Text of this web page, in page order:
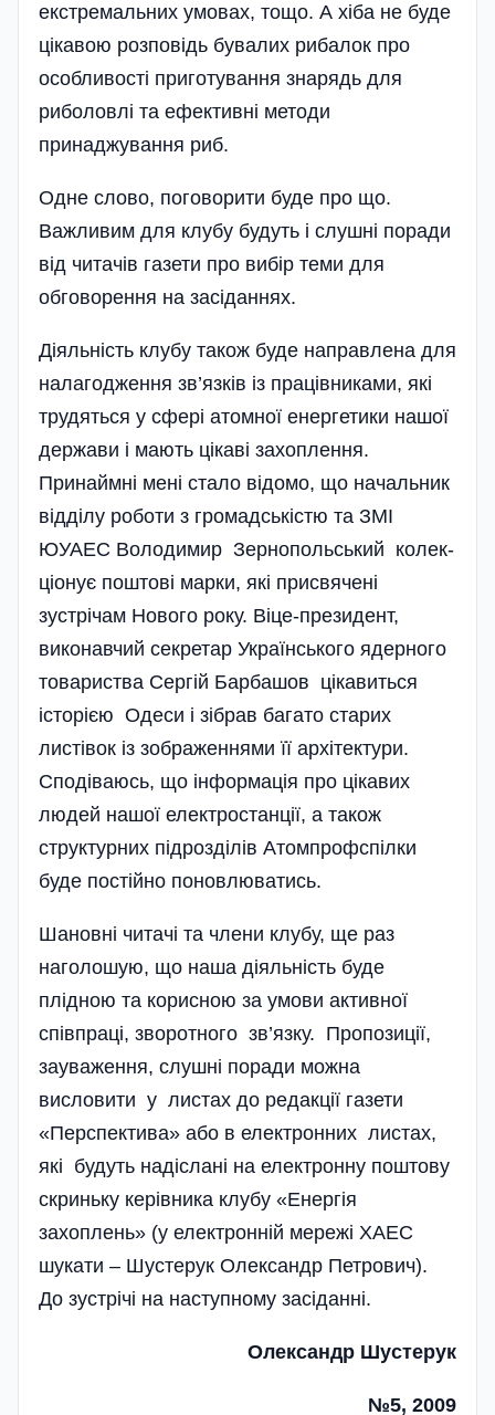
екстремальних умовах, тощо. А хіба не буде
цікавою розповідь бувалих рибалок про
особливості приготування знарядь для
риболовлі та ефективні методи
принаджування риб.
Одне слово, поговорити буде про що.
Важливим для клубу будуть і слушні поради
від читачів газети про вибір теми для
обговорення на засіданнях.
Діяльність клубу також буде направлена для
налагодження зв’язків із працівниками, які
трудяться у сфері атомної енергетики нашої
держави і мають цікаві захоплення.
Принаймні мені стало відомо, що начальник
відділу роботи з громадськістю та ЗМІ
ЮУАЕС Володимир Зернопольський колек­
ціонує поштові марки, які присвячені
зустрічам Нового року. Віце-президент,
виконавчий секретар Україн­ського ядерного
товариства Сергій Барбашов цікавиться
історією Одеси і зібрав багато старих
листівок із зображеннями її архітектури.
Сподіваюсь, що інформація про цікавих
людей нашої електростанції, а також
структурних підрозділів Атомпрофспілки
буде постійно поновлюватись.
Шановні читачі та члени клубу, ще раз
наголошую, що наша діяльність буде
плідною та корисною за умови активної
співпраці, зворотного зв’язку. Пропозиції,
зауваження, слушні поради можна
висловити у листах до редакції газети
«Перспектива» або в електронних листах,
які будуть на­діслані на електронну поштову
скриньку керівника клубу «Енергія
захоплень» (у електронній мережі ХАЕС
шукати – Шустерук Олександр Петрович).
До зустрічі на наступному засіданні.
Олександр Шустерук
№5, 2009